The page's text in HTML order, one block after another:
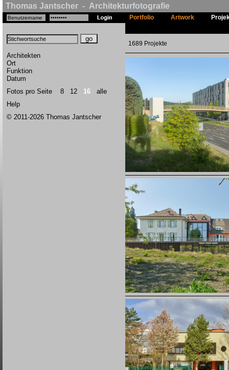
Thomas Jantscher - Architekturfotografie
Architekten
Ort
Funktion
Datum
Fotos pro Seite 8 12 16
alle
Help
© 2011-2026 Thomas Jantscher
Portfolio Artwork
1689 Projekte